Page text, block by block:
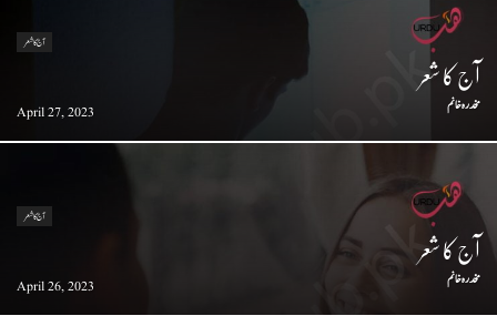
آج کا شعر
آج کا شعر
مخدرہ خانم April 27, 2023
آج کا شعر
آج کا شعر
مخدرہ خانم April 26, 2023